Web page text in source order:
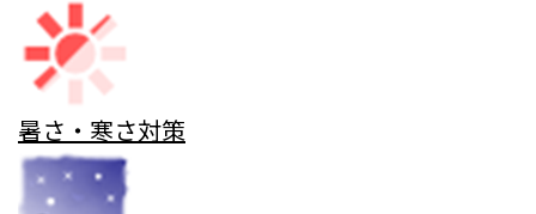
暑さ・寒さ対策